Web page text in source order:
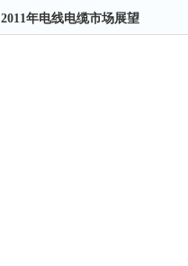
2011年电线电缆市场展望